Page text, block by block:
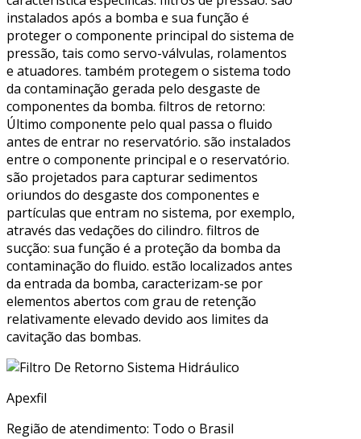
instalados após a bomba e sua função é
proteger o componente principal do sistema de
pressão, tais como servo-válvulas, rolamentos
e atuadores. também protegem o sistema todo
da contaminação gerada pelo desgaste de
componentes da bomba. filtros de retorno:
Último componente pelo qual passa o fluido
antes de entrar no reservatório. são instalados
entre o componente principal e o reservatório.
são projetados para capturar sedimentos
oriundos do desgaste dos componentes e
partículas que entram no sistema, por exemplo,
através das vedações do cilindro. filtros de
sucção: sua função é a proteção da bomba da
contaminação do fluido. estão localizados antes
da entrada da bomba, caracterizam-se por
elementos abertos com grau de retenção
relativamente elevado devido aos limites da
cavitação das bombas.
Apexfil
Região de atendimento: Todo o Brasil